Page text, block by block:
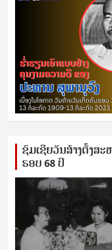
ຊົ​ມ​ເຊີຍ​ວັນ​ສ້າງ​ຕັ້ງ​ສ
ຮອບ 68 ປິ